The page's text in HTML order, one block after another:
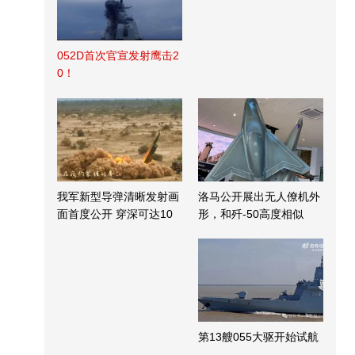
052D首次官宣发射鹰击2
0！
我军新型导弹清晰发射画
面首度公开 穿深可达10
洛马公开展出无人僚机外
形，和歼-50高度相似
第13艘055大驱开始试航